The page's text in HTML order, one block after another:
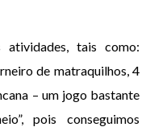
tais como:
de matraquilhos, 4
– um jogo bastante
pois conseguimos